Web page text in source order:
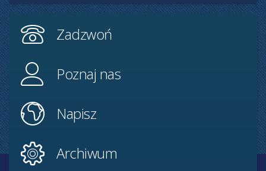
Zadzwoń
Poznaj nas
Napisz
Archiwum